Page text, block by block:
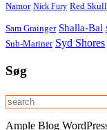
Namor Nick Fury Red Skull
Sam Grainger Shalla-Bal
Sub-Mariner Syd Shores
Søg
Ample Blog